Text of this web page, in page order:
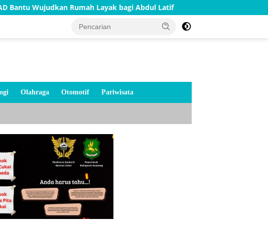
Rumah Layak bagi Abdul Latif Kaki Palsu hingga Kursi Roda,
Olahraga Otomotif Pariwisata